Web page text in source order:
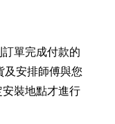
單完成付款的
及安排師傅與您
裝地點才進行